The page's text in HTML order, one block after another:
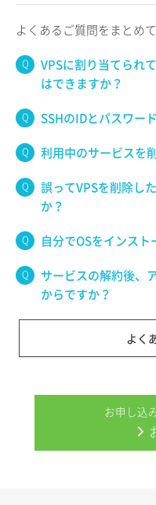
よくあるご質問をまとめ
VPSに割り当てられ
はできますか？
SSHのIDとパスワー
利用中のサービスを
誤ってVPSを削除し
か？
自分でOSをインスト
サービスの解約後、
からですか？
よく
お申し込